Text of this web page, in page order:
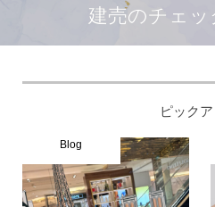
建売のチェッ
ピック
Blog